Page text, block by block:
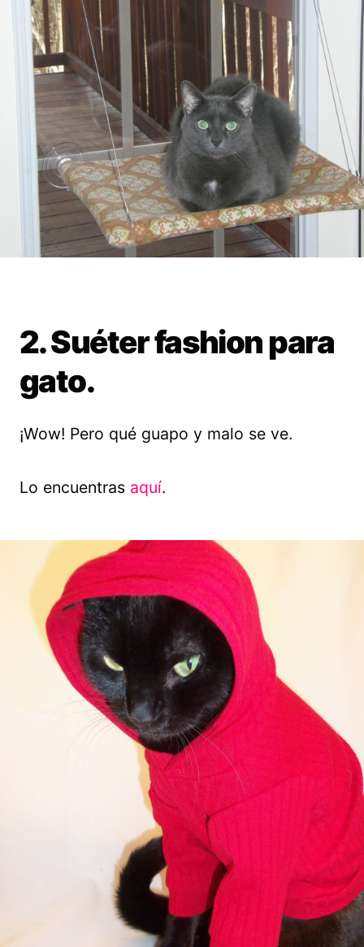
2. Suéter fashion para
gato.
¡Wow! Pero qué guapo y malo se ve.
Lo encuentras aquí.